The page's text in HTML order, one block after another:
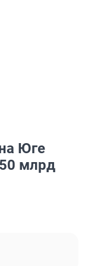
Юге
млрд